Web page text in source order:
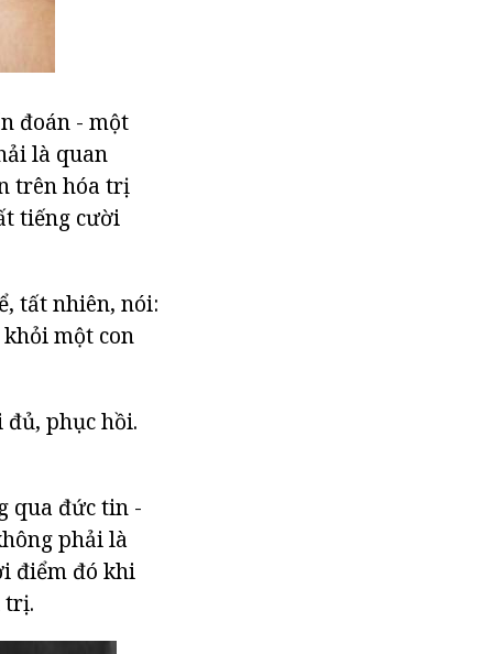
đoán - một
là quan
trên hóa trị
tiếng cười
tất nhiên, nói:
một con
phục hồi.
qua đức tin -
phải là
điểm đó khi
trị.